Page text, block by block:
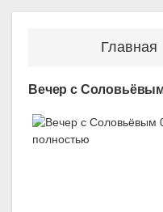
Главная
Вечер с